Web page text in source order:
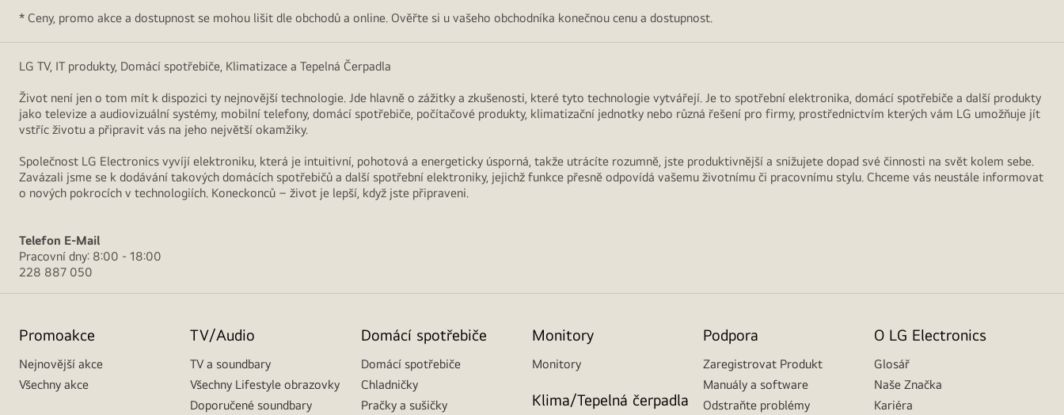
* Ceny, promo akce a dostupnost se mohou lišit dle obchodů a online. Ověřte si u vašeho obchodníka konečnou cenu a dostupnost.
LG TV, IT produkty, Domácí spotřebiče, Klimatizace a Tepelná Čerpadla
Život není jen o tom mít k dispozici ty nejnovější technologie. Jde hlavně o zážitky a zkušenosti, které tyto technologie vytvářejí. Je to spotřební elektronika, domácí spotřebiče a další produkty
jako televize a audiovizuální systémy, mobilní telefony, domácí spotřebiče, počítačové produkty, klimatizační jednotky nebo různá řešení pro firmy, prostřednictvím kterých vám LG umožňuje jít
vstříc životu a připravit vás na jeho největší okamžiky.
Společnost LG Electronics vyvíjí elektroniku, která je intuitivní, pohotová a energeticky úsporná, takže utrácíte rozumně, jste produktivnější a snižujete dopad své činnosti na svět kolem sebe.
Zavázali jsme se k dodávání takových domácích spotřebičů a další spotřební elektroniky, jejichž funkce přesně odpovídá vašemu životnímu či pracovnímu stylu. Chceme vás neustále informovat
o nových pokrocích v technologiích. Koneckonců – život je lepší, když jste připraveni.
Telefon E-Mail
Pracovní dny: 8:00 - 18:00
228 887 050
Promoakce
Nejnovější akce
Všechny akce
TV/Audio
TV a soundbary
Všechny Lifestyle obrazovky
Doporučené soundbary
Domácí spotřebiče
Domácí spotřebiče
Chladničky
Pračky a sušičky
Monitory
Monitory
Klima/Tepelná čerpadla
Podpora
Zaregistrovat Produkt
Manuály a software
Odstraňte problémy
O LG Electronics
Glosář
Naše Značka
Kariéra